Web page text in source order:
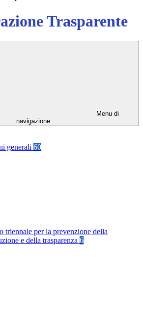
Trasparente
Menu di
navigazione
generali 60
triennale per la prevenzione della
e della trasparenza 6